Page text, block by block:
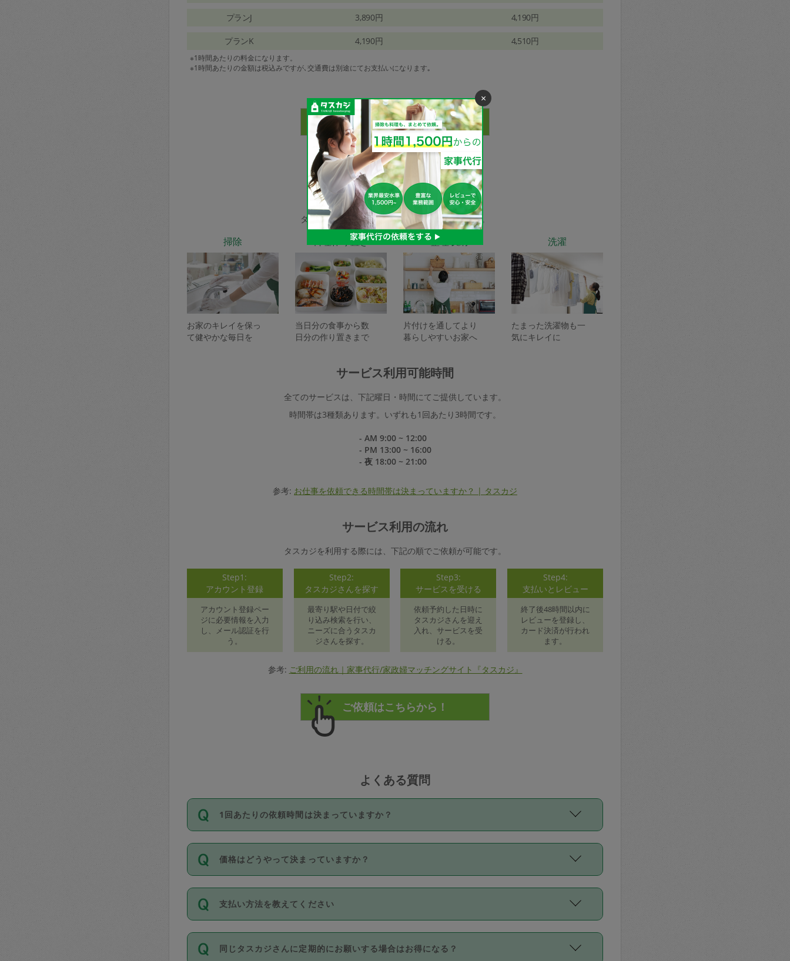
プランJ 3,890円 4,190円
プランK 4,190円 4,510円
※1時間あたりの料金になります。
※1時間あたりの金額は税込みですが､交通費は別途にてお支払いになります｡
家事代行サービスの種類
タスカジで依頼できるサービスは下記となります。
掃除
お家のキレイを保っ
て健やかな毎日を
料理作り置き
当日分の食事から数
日分の作り置きまで
整理収納
片付けを通してより
暮らしやすいお家へ
洗濯
たまった洗濯物も一
気にキレイに
サービス利用可能時間
全てのサービスは、下記曜日・時間にてご提供しています。
時間帯は3種類あります。いずれも1回あたり3時間です。
- AM 9:00 ~ 12:00
- PM 13:00 ~ 16:00
- 夜 18:00 ~ 21:00
参考: お仕事を依頼できる時間帯は決まっていますか？ | タスカジ
サービス利用の流れ
タスカジを利用する際には、下記の順でご依頼が可能です。
Step1:
アカウント登録
アカウント登録ペー
ジに必要情報を入力
し、メール認証を行
う。
Step2:
タスカジさんを探す
最寄り駅や日付で絞
り込み検索を行い、
ニーズに合うタスカ
ジさんを探す。
Step3:
サービスを受ける
依頼予約した日時に
タスカジさんを迎え
入れ、サービスを受
ける。
Step4:
支払いとレビュー
終了後48時間以内に
レビューを登録し、
カード決済が行われ
ます。
参考: ご利用の流れ｜家事代行/家政婦マッチングサイト『タスカジ』
よくある質問
1回あたりの依頼時間は決まっていますか？
依頼1回につき3時間固定です。3時間を超えて依頼したい場合は、延長機能をご利用くださ
い。機能をご利用いただくには、タスカジさんに事前に相談し、合意の上事前申請すること
が必要です。なお、3時間を下回っても、値引き等はございません。
価格はどうやって決まっていますか？
11種類の価格帯の中からタスカジさん自身が価格を選んで設定しています。
タスカジさんの価格設定には最初は制限があり、レビュー件数、レビューの平均値、などで
除々に設定可能な最高額が上がっていく仕組みになっています。
支払い方法を教えてください
お支払方法はクレジットカード（Visa／Master／JCB／AMERICAN EXPRESS／Diners
Club）のみとなります。
同じタスカジさんに定期的にお願いする場合はお得になる？
×